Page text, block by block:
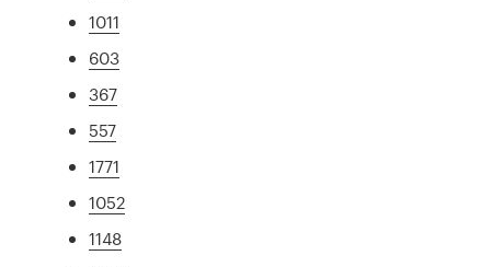
1011
603
367
557
1771
1052
1148